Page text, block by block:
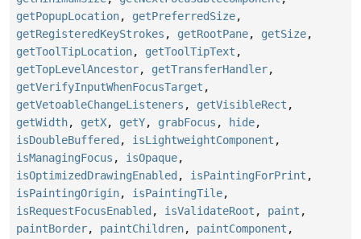
getPopupLocation, getPreferredSize,
getRegisteredKeyStrokes , getRootPane, getSize,
getToolTipLocation, getToolTipText ,
getTopLevelAncestor, getTransferHandler,
getVerifyInputWhenFocusTarget ,
getVetoableChangeListeners , getVisibleRect ,
getWidth, getX, getY, grabFocus , hide,
isDoubleBuffered , isLightweightComponent ,
isManagingFocus , isOpaque,
isOptimizedDrawingEnabled , isPaintingForPrint ,
isPaintingOrigin, isPaintingTile,
isRequestFocusEnabled , isValidateRoot , paint ,
paintBorder, paintChildren, paintComponent ,